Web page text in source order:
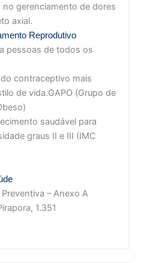
gerenciamento de dores
axial.
Reprodutivo
pessoas de todos os
contraceptivo mais
de vida.GAPO (Grupo de
saudável para
graus II e III (IMC
– Anexo A
1.351